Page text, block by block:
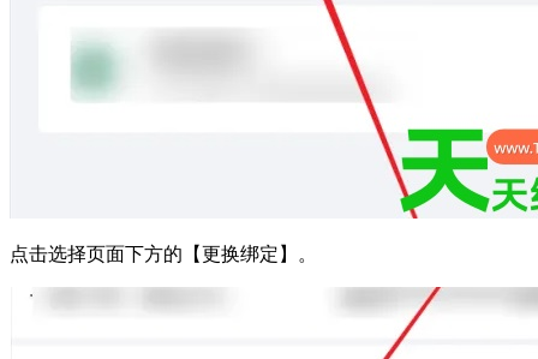
点击选择页面下方的【更换绑定】。